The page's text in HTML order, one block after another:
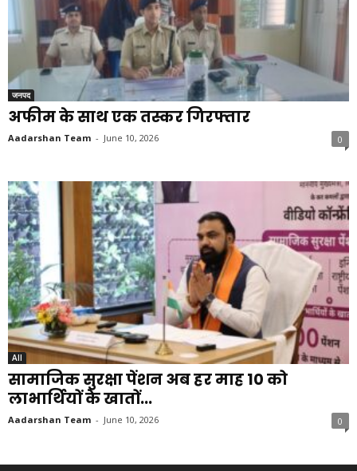
जनपद
अफीम के साथ एक तस्कर गिरफ्तार
Aadarshan Team - June 10, 2026 0
All
सामाजिक सुरक्षा पेंशन अब हर माह 10 को
लाभार्थियों के खातों...
Aadarshan Team - June 10, 2026 0